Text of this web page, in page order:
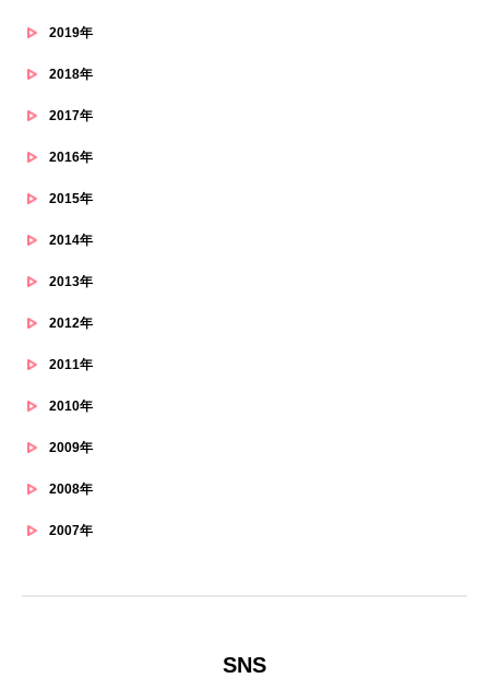
2019年
2018年
2017年
2016年
2015年
2014年
2013年
2012年
2011年
2010年
2009年
2008年
2007年
SNS